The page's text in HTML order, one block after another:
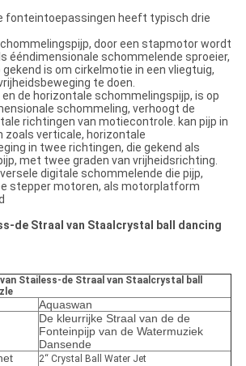
fonteintoepassingen heeft typisch drie
door een stapmotor wordt
ééndimensionale schommelende sproeier,
is om cirkelmotie in een vliegtuig,
te doen.
de horizontale schommelingspijp, is op
schommeling, verhoogt de
richtingen van motiecontrole. kan pijp in
zoals verticale, horizontale
in twee richtingen, die gekend als
met twee graden van vrijheidsrichting.
digitale schommelende die pijp,
stepper motoren, als motorplatform
de Straal van Staalcrystal ball dancing
Stailess-de Straal van Staalcrystal ball
Aquaswan
De kleurrijke Straal van de de
Fonteinpijp van de Watermuziek
Dansende
2“ Crystal Ball Water Jet